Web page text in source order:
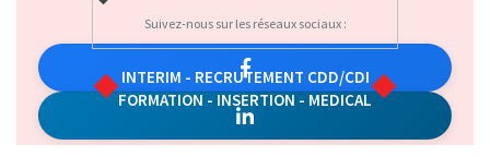
INTERIM - RECRUTEMENT CDD/CDI
FORMATION - INSERTION - MEDICAL
Suivez-nous sur les réseaux sociaux :